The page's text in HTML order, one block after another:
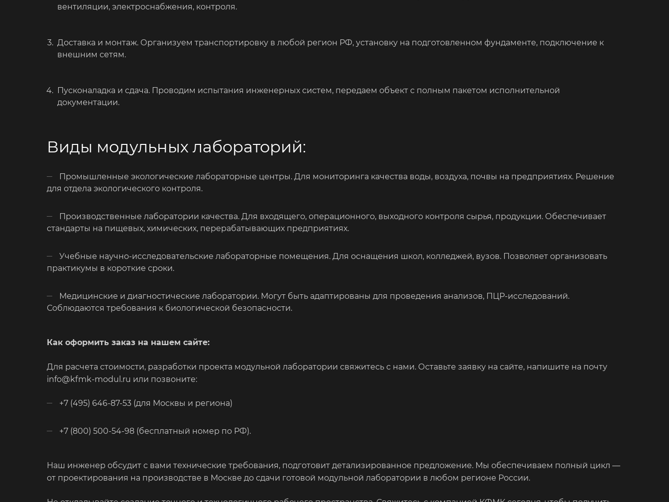
вентиляции, электроснабжения, контроля.
Доставка и монтаж. Организуем транспортировку в любой регион РФ, установку на подготовленном фундаменте, подключение к
внешним сетям.
Пусконаладка и сдача. Проводим испытания инженерных систем, передаем объект с полным пакетом исполнительной
документации.
Виды модульных лабораторий:
Промышленные экологические лабораторные центры. Для мониторинга качества воды, воздуха, почвы на предприятиях. Решение
для отдела экологического контроля.
Производственные лаборатории качества. Для входящего, операционного, выходного контроля сырья, продукции. Обеспечивает
стандарты на пищевых, химических, перерабатывающих предприятиях.
Учебные научно-исследовательские лабораторные помещения. Для оснащения школ, колледжей, вузов. Позволяет организовать
практикумы в короткие сроки.
Медицинские и диагностические лаборатории. Могут быть адаптированы для проведения анализов, ПЦР-исследований.
Соблюдаются требования к биологической безопасности.
Как оформить заказ на нашем сайте:
Для расчета стоимости, разработки проекта модульной лаборатории свяжитесь с нами. Оставьте заявку на сайте, напишите на почту
info@kfmk-modul.ru или позвоните:
+7 (495) 646-87-53 (для Москвы и региона)
+7 (800) 500-54-98 (бесплатный номер по РФ).
Наш инженер обсудит с вами технические требования, подготовит детализированное предложение. Мы обеспечиваем полный цикл —
от проектирования на производстве в Москве до сдачи готовой модульной лаборатории в любом регионе России.